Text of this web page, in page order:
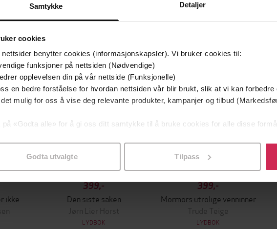
Samtykke Detaljer
cookies
nettsider benytter cookies (informasjonskapsler). Vi bruker cookies til:
funksjoner på nettsiden (Nødvendige)
opplevelsen din på vår nettside (Funksjonelle)
en bedre forståelse for hvordan nettsiden vår blir brukt, slik at vi kan forbedre
mulig for oss å vise deg relevante produkter, kampanjer og tilbud
på «Godta alle» for å gi oss ditt samtykke til å bruke cookies for alle disse
til spesifikke formål ved å klikke på «Tilpass». Du kan når som helst
Godta utvalgte Tilpass
kjøpt
ikke
399,-
Den siste saken
Jørn Lier Horst
LYDBOK
399,-
Mormors utrolige venninner
Trude Teige
LYDBOK